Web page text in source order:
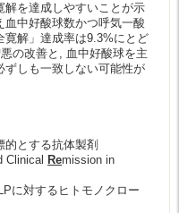
を達成しやすいことが示
中好酸球数かつ呼気一酸
寛解」達成率は9.3%にとど
の改善と, 血中好酸球を主
ずしも一致しない可能性が
とする抗体製剤
Clinical Remission in
に対するヒトモノクロー